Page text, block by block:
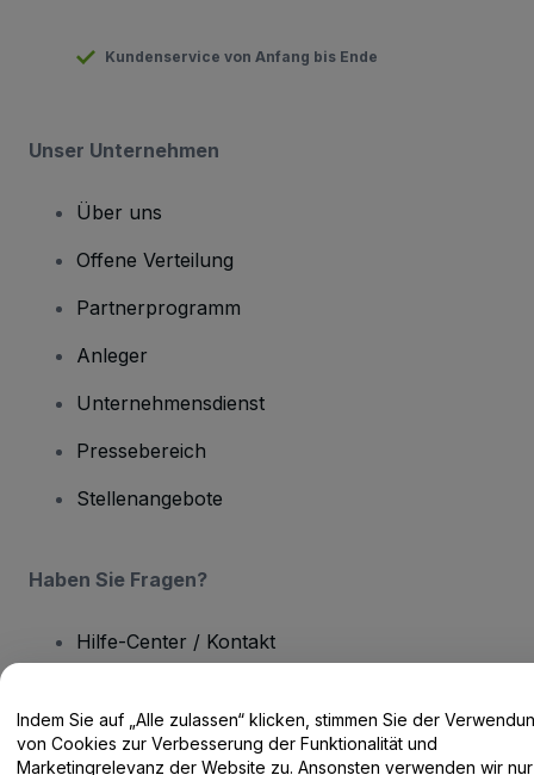
Kundenservice von Anfang bis Ende
Unser Unternehmen
Über uns
Offene Verteilung
Partnerprogramm
Anleger
Unternehmensdienst
Pressebereich
Stellenangebote
Haben Sie Fragen?
Hilfe-Center / Kontakt
Indem Sie auf „Alle zulassen“ klicken, stimmen Sie der
von Cookies zur Verbesserung der Funktionalität und
Marketingrelevanz der Website zu. Ansonsten verwenden wir nur